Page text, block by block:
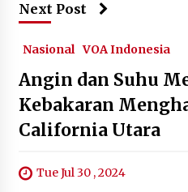
Next Post
Nasional VOA Indonesia
Angin dan Suhu
Kebakaran
California Utara
Tue Jul 30 , 2024